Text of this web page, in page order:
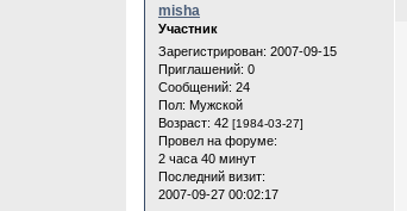
misha
Участник
Зарегистрирован: 2007-09-15
Приглашений: 0
Сообщений: 24
Пол: Мужской
Возраст: 42 [1984-03-27]
Провел на форуме:
2 часа 40 минут
Последний визит:
2007-09-27 00:02:17